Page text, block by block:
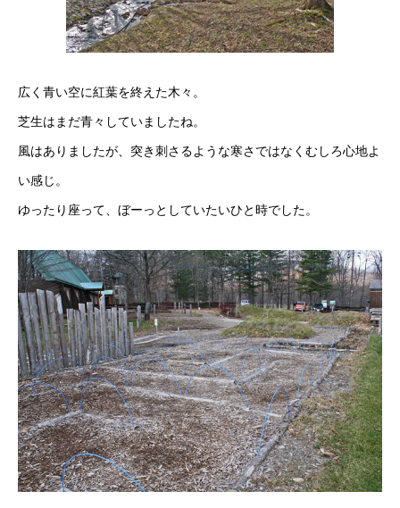
広く青い空に紅葉を終えた木々。
芝生はまだ青々していましたね。
風はありましたが、突き刺さるような寒さではなくむしろ心地よ
い感じ。
ゆったり座って、ぼーっとしていたいひと時でした。